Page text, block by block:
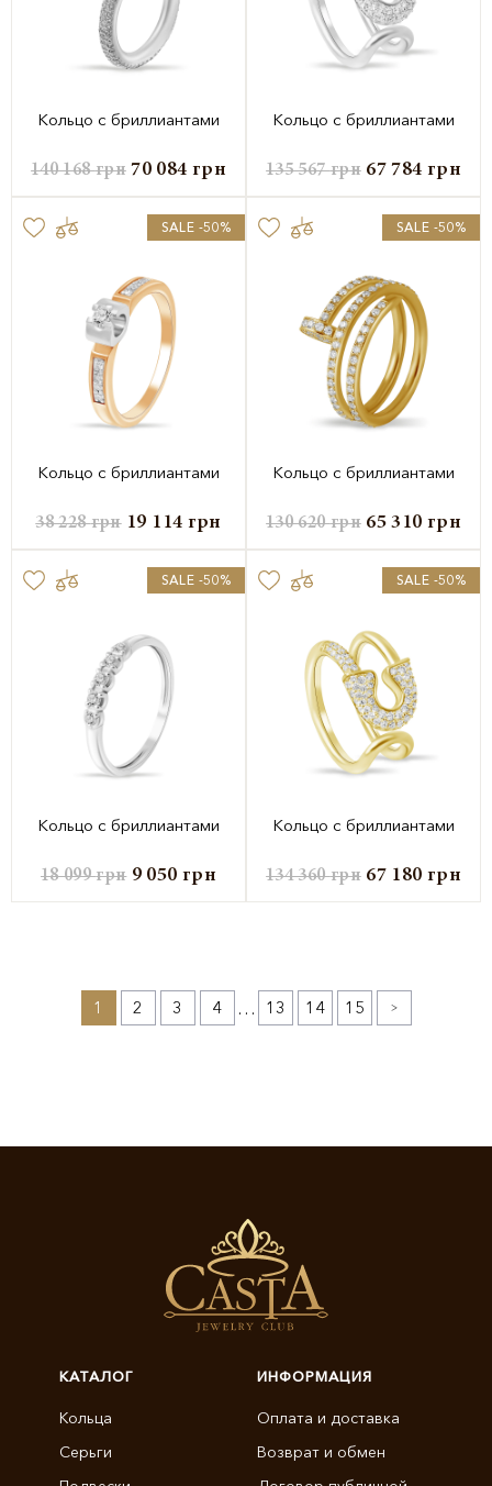
Кольцо с бриллиантами
140 168грн 70 084 грн
Кольцо с бриллиантами
135 567грн 67 784 грн
SALE -50%
Кольцо с бриллиантами
38 228грн 19 114 грн
SALE -50%
Кольцо с бриллиантами
130 620грн 65 310 грн
SALE -50%
Кольцо с бриллиантами
18 099грн 9 050 грн
SALE -50%
Кольцо с бриллиантами
134 360грн 67 180 грн
1 2 3 4 … 13 14 15 »
КАТАЛОГ
Кольца
Серьги
ИНФОРМАЦИЯ
Оплата и доставка
Возврат и обмен